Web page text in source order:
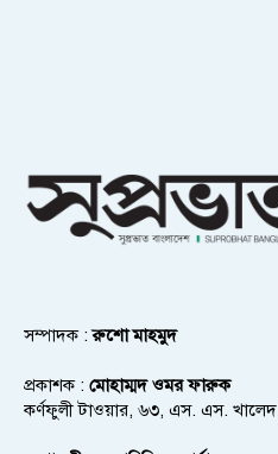
সম্পাদক :রুশো মাহমুদ
প্রকাশক : মোহাম্মদ ওমর ফারুক
কর্ণফুলী টাওয়ার, ৬৩, এস. এস. খালেদ